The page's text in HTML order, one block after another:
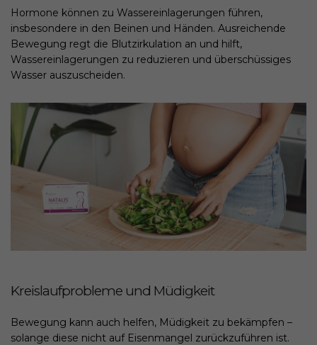
Hormone können zu Wassereinlagerungen führen,
insbesondere in den Beinen und Händen. Ausreichende
Bewegung regt die Blutzirkulation an und hilft,
Wassereinlagerungen zu reduzieren und überschüssiges
Wasser auszuscheiden.
Kreislaufprobleme und Müdigkeit
Bewegung kann auch helfen, Müdigkeit zu bekämpfen –
solange diese nicht auf Eisenmangel zurückzuführen ist.